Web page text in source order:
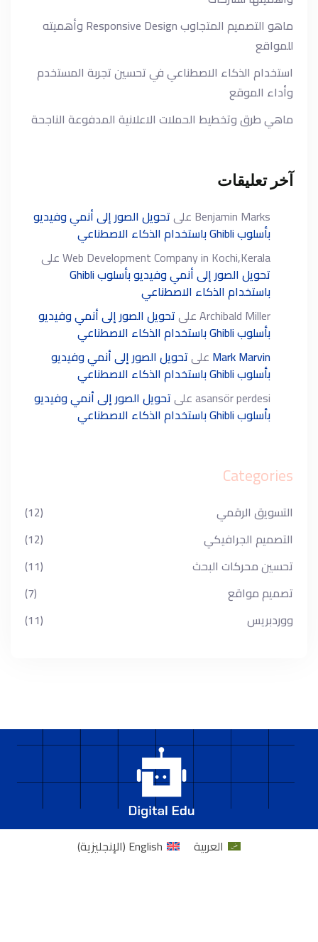
ماهو التصميم المتجاوب Responsive Design وأهميته
للمواقع
استخدام الذكاء الاصطناعي في تحسين تجربة المستخدم
وأداء الموقع
ماهي طرق وتخطيط الحملات الاعلانية المدفوعة الناجحة
آخر تعليقات
Benjamin Marks علىتحويل الصور إلى أنمي وفيديو
بأسلوب Ghibli باستخدام الذكاء الاصطناعي
Web Development Company in Kochi,Keralaعلى
تحويل الصور إلى أنمي وفيديو بأسلوب Ghibli
باستخدام الذكاء الاصطناعي
Archibald Millerعلىتحويل الصور إلى أنمي وفيديو
بأسلوب Ghibli باستخدام الذكاء الاصطناعي
Mark Marvin علىتحويل الصور إلى أنمي وفيديو
بأسلوب Ghibli باستخدام الذكاء الاصطناعي
asansör perdesiعلىتحويل الصور إلى أنمي وفيديو
بأسلوب Ghibli باستخدام الذكاء الاصطناعي
Categories
التسويق الرقمي
(12)
التصميم الجرافيكي
(12)
تحسين محركات البحث
(11)
تصميم مواقع
(7)
ووردبريس
(11)
العربية English
(الإنجليزية)